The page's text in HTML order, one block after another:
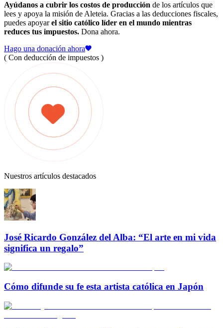
Ayúdanos a cubrir los costos de producción de los artículos que
lees y apoya la misión de Aleteia. Gracias a las deducciones fiscales,
puedes apoyarel sitio católico líder en el mundo mientras
reduces tus impuestos. Dona ahora.
Hago una donación ahora
( Con deducción de impuestos )
Nuestros artículos destacados
José Ricardo González del Alba: “El arte en mi vida
significa un regalo”
Cómo difunde su fe esta artista católica en Japón